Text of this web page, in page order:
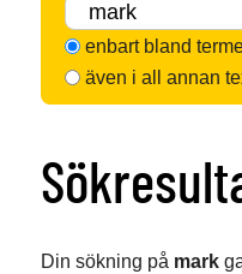
enbart bland
även i all annan
Din sökning på mark